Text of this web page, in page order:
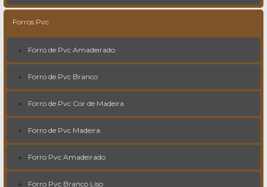
Forros Pvc
Forro de Pvc Amadeirado
Forro de Pvc Branco
Forro de Pvc Cor de Madeira
Forro de Pvc Madeira
Forro Pvc Amadeirado
Forro Pvc Branco Liso